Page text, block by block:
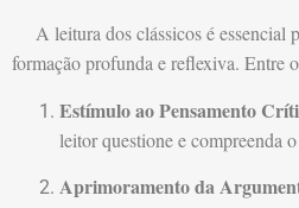
A leitura dos clássicos é essencial
formação profunda e reflexiva. Entre
Estímulo ao Pensamento
leitor questione e compreenda
Aprimoramento da